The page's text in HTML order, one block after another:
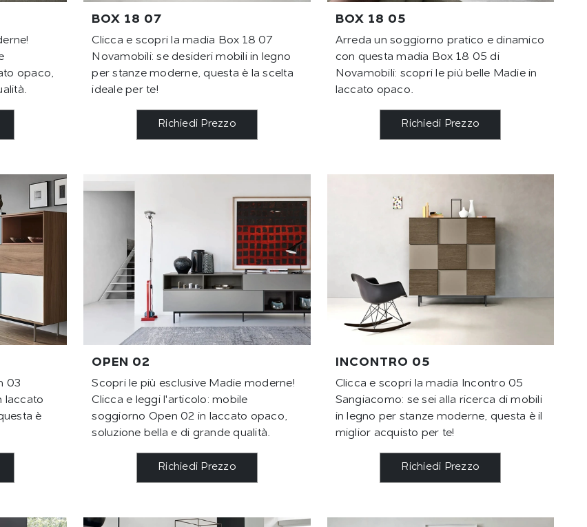
opaco,
BOX 18 07
Clicca e scopri la madia Box 18 07
Novamobili: se desideri mobili in legno
per stanze moderne, questa è la scelta
ideale per te!
Richiedi Prezzo
BOX 18 05
Arreda un soggiorno pratico e dinamico
con questa madia Box 18 05 di
Novamobili: scopri le più belle Madie in
laccato opaco.
Richiedi Prezzo
03
laccato
è
OPEN 02
Scopri le più esclusive Madie moderne!
Clicca e leggi l'articolo: mobile
soggiorno Open 02 in laccato opaco,
soluzione bella e di grande qualità.
Richiedi Prezzo
INCONTRO 05
Clicca e scopri la madia Incontro 05
Sangiacomo: se sei alla ricerca di mobili
in legno per stanze moderne, questa è il
miglior acquisto per te!
Richiedi Prezzo